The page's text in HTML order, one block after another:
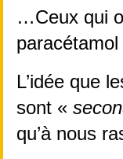
…Ceux qui
paracétamol
L’idée que
sont «
qu’à nous